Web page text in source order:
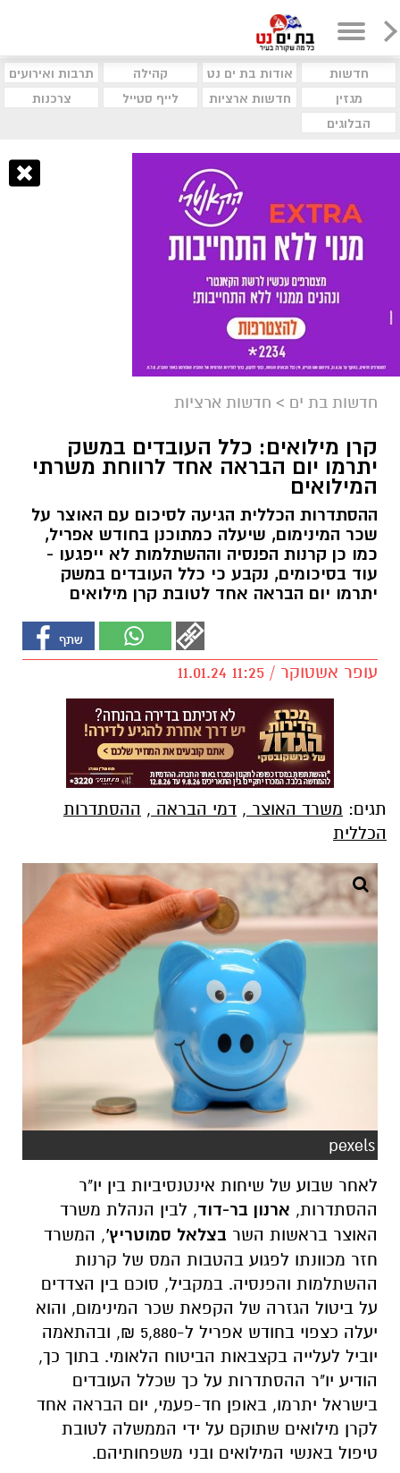
חדשות אודות בת ים נט קהילה
תרבות ואירועים
מגזין
חדשות ארציות לייף סטייל
צרכנות
הבלוגים
חדשות בת ים > חדשות ארציות
קרן מילואים: כלל העובדים במשק
יתרמו יום הבראה אחד לרווחת משרתי
המילואים
ההסתדרות הכללית הגיעה לסיכום עם האוצר על
שכר המינימום, שיעלה כמתוכנן בחודש אפריל,
כמו כן קרנות הפנסיה וההשתלמות לא ייפגעו -
עוד בסיכומים, נקבע כי כלל העובדים במשק
יתרמו יום הבראה אחד לטובת קרן מילואים
עופר אשטוקר / 11:25 11.01.24
תגים: משרד האוצר , דמי הבראה , ההסתדרות
הכללית
pexels
לאחר שבוע של שיחות אינטנסיביות בין יו"ר
ההסתדרות, ארנון בר-דוד, לבין הנהלת משרד
האוצר בראשות השר בצלאל סמוטריץ', המשרד
חזר מכוונתו לפגוע בהטבות המס של קרנות
ההשתלמות והפנסיה. במקביל, סוכם בין הצדדים
על ביטול הגזרה של הקפאת שכר המינימום, והוא
יעלה כצפוי בחודש אפריל ל-5,880 ₪, ובהתאמה
יוביל לעלייה בקצבאות הביטוח הלאומי. בתוך כך,
הודיע יו"ר ההסתדרות על כך שכלל העובדים
בישראל יתרמו, באופן חד-פעמי, יום הבראה אחד
לקרן מילואים שתוקם על ידי הממשלה לטובת
טיפול באנשי המילואים ובני משפחותיהם.